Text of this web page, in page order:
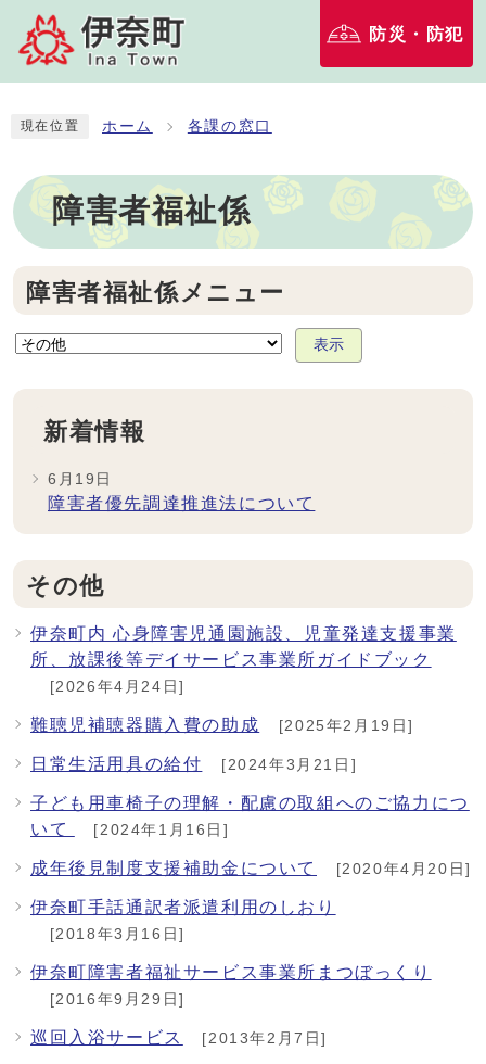
防災・防犯
現在位置 ホーム 各課の窓口
障害者福祉係
障害者福祉係メニュー
表示
新着情報
6月19日
障害者優先調達推進法について
その他
伊奈町内 心身障害児通園施設、児童発達支援事業
所、放課後等デイサービス事業所ガイドブック
[2026年4月24日]
難聴児補聴器購入費の助成 [2025年2月19日]
日常生活用具の給付 [2024年3月21日]
子ども用車椅子の理解・配慮の取組へのご協力につ
いて
[2024年1月16日]
成年後見制度支援補助金について [2020年4月20日]
伊奈町手話通訳者派遣利用のしおり
[2018年3月16日]
伊奈町障害者福祉サービス事業所まつぼっくり
[2016年9月29日]
巡回入浴サービス [2013年2月7日]